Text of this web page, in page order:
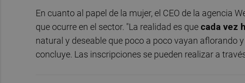
En cuanto al papel de la mujer, el CEO de la agencia
que ocurre en el sector. "La realidad es que cada vez
natural y deseable que poco a poco vayan aflorando
concluye. Las inscripciones se pueden realizar a